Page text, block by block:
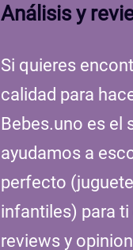
Análisis y
Si quieres
calidad para
Bebes.uno es el
ayudamos a
perfecto
infantiles) para
reviews y